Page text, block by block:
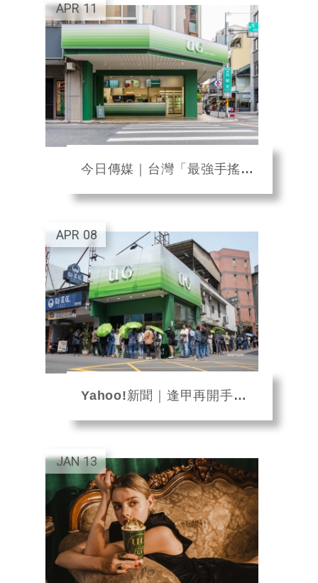
11
APR
今日傳媒｜台灣「最強手搖飲料」降臨南部！
08
APR
Yahoo!新聞｜逢甲再開手搖店！ 民眾排3小時只為「這一杯」
13
JAN